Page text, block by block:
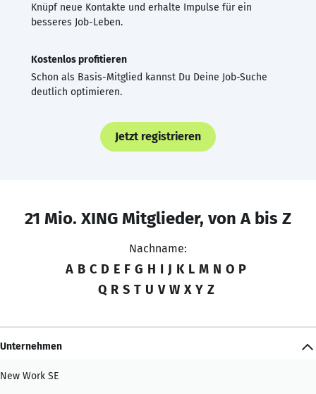
Knüpf neue Kontakte und erhalte Impulse für ein
besseres Job-Leben.
Kostenlos profitieren
Schon als Basis-Mitglied kannst Du Deine Job-Suche
deutlich optimieren.
Jetzt registrieren
21 Mio. XING Mitglieder, von A bis Z
Nachname:
A B C D E F G H I J K L M N O P
Q R S T U V W X Y Z
Unternehmen
New Work SE